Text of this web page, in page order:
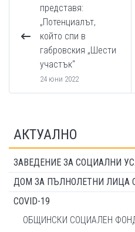
представя:
„Потенциалът,
който спи в
габровския „Шести
участък“
24 юни 2022
АКТУАЛНО
ЗАВЕДЕНИЕ ЗА СОЦИАЛНИ
ДОМ ЗА ПЪЛНОЛЕТНИ ЛИЦА
COVID-19
ОБЩИНСКИ СОЦИАЛЕН